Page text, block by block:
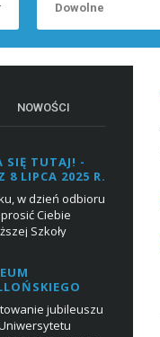
Dowolne
NOWOŚCI
SIĘ TUTAJ! -
8 LIPCA 2025 R.
w dzień odbioru
Ciebie
Szkoły
jubileuszu